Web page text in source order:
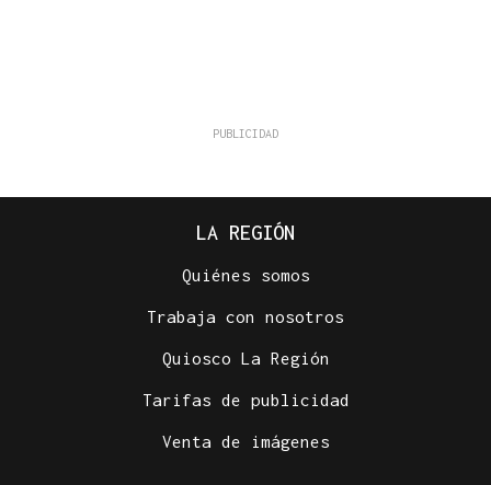
LA REGIÓN
Quiénes somos
Trabaja con nosotros
Quiosco La Región
Tarifas de publicidad
Venta de imágenes